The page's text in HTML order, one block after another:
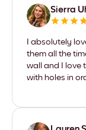
Sierra
I absolutely
them all the
wall and I love
with holes in